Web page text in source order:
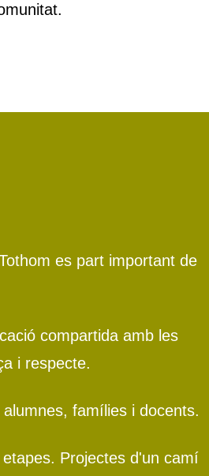
es part important de
compartida amb les
i respecte.
famílies i docents.
Projectes d'un camí